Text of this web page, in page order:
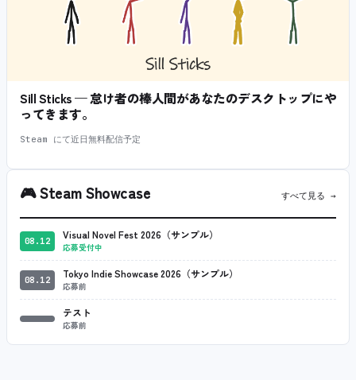
Sill Sticks — 怠け者の棒人間があなたのデスクトップにや
ってきます。
Steam にて近日無料配信予定
🎮Steam Showcase すべて見る →
08.12 Visual Novel Fest 2026（サンプル）
応募受付中
08.12 Tokyo Indie Showcase 2026（サンプル）
応募前
テスト
応募前